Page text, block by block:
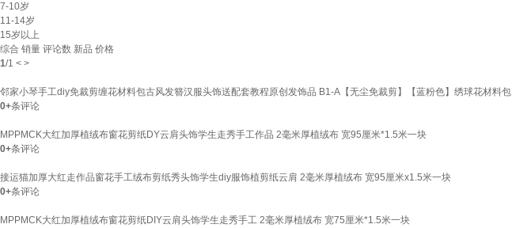
7-10岁
11-14岁
15岁以上
综合 销量 评论数 新品 价格
1/1 < >
邻家小琴手工diy免裁剪缠花材料包古风发簪汉服头饰送配套教程原创发饰品 B1-A【无尘免裁剪】【蓝粉色】绣球花材料包
0+条评论
MPPMCK大红加厚植绒布窗花剪纸DY云肩头饰学生走秀手工作品 2毫米厚植绒布 宽95厘米*1.5米一块
0+条评论
接运猫加厚大红走作品窗花手工绒布剪纸秀头饰学生diy服饰植剪纸云肩 2毫米厚植绒布 宽95厘米x1.5米一块
0+条评论
MPPMCK大红加厚植绒布窗花剪纸DIY云肩头饰学生走秀手工 2毫米厚植绒布 宽75厘米*1.5米一块